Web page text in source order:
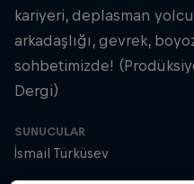
kariyeri, deplasman
arkadaşlığı, gevrek,
sohbetimizde!
Dergi)
SUNUCULAR
İsmail Türküsev